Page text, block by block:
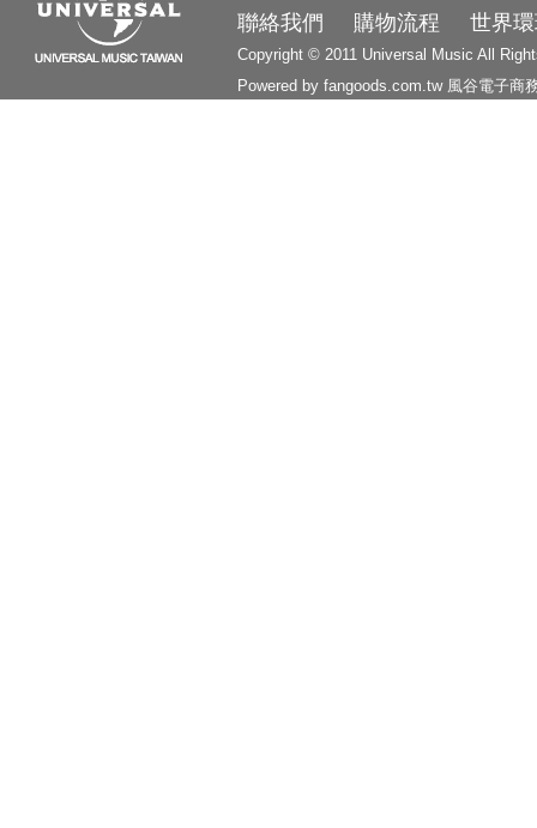
聯絡我們 購物流程 世界
Copyright © 2011 Universal Music All
Powered by fangoods.com.tw 風谷電子商